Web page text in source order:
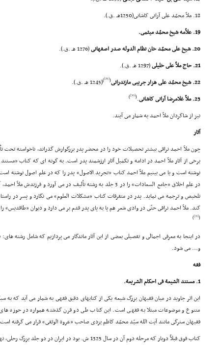
18. ملاّ محمّد على آرانى کاشانى(1250هـ .ق.).
19. علاّمه شیخ محمّد میثمى.
20. شیخ على محمّد خان نظام الدوله صدر اصفهانى
(1276 هـ .ق.).
21. حاج ملاّ على خلیلى
(1297 هـ .ق.).
22. شیخ محمّد على هزار جریبى مازندرانى
(
[29]
)(1245 هـ .ق.).
23. ملاّ غلامرضا آرانى کاشانى
.
(
[30]
)
نیز از شاگردان ملاّ احمد به شمار مى آیند.
آثار
چون ملاّ احمد نراقى بیشتر تحصیلات خود را در محضر پدر بزرگوارش گذراند، ناخواسته تحت
برخى از آثار ملاّ احمد در ادامه و تکمیل آثار ارزشمند پدر است. به گونه اى که کتاب
در علم اخلاق «جامع السعادات» را در 3 جلد به رشته تألیف در مى آورد
تلخیص و ترجمه مى نماید. پدر در متفرقات کتاب «مشکلات العلوم» مى نگارد و پسر در
کند. ملاّ احمد نراقى حتّى در وادى شعر هم پا به پاى پدر قدم بر مى دارد و دیوان
(
[31]
)
در اینجا به معرفى اجمالى و تفصیلى بعضى از این آثار ماندگار مى پردازیم که شامل رشته
و... مى شود.
فقه
1. مستند الشیعة فى احکام الشریعة.
این اثر جاوید در میان فقیهان بزرگ شیعه یکى از کتابهاى دقیق فقهى به شمار مى آید که به
متنوع و موضوعات مبتلا به فقهى است. این کتاب طى دو قرن گذشته همواره در حوزه هاى
فقیهان سترگى مانند آیت الله سیّد محمّد کاظم یزدى صاحب «عروة الوثقى» قرار مى گرفته
کتاب فوق قبلاً دوبار که مرحله دوم آن در سال 1325 ش. بود در ایران در دو جلد بزرگ رحلى، تهیه، تنظیم و چاپ شده است.